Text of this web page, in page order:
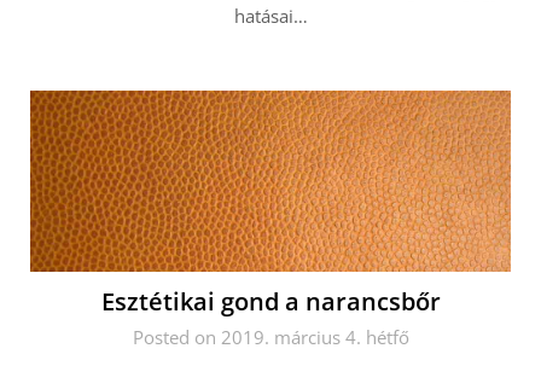
hatásai…
Esztétikai gond a narancsbőr
Posted on 2019. március 4. hétfő